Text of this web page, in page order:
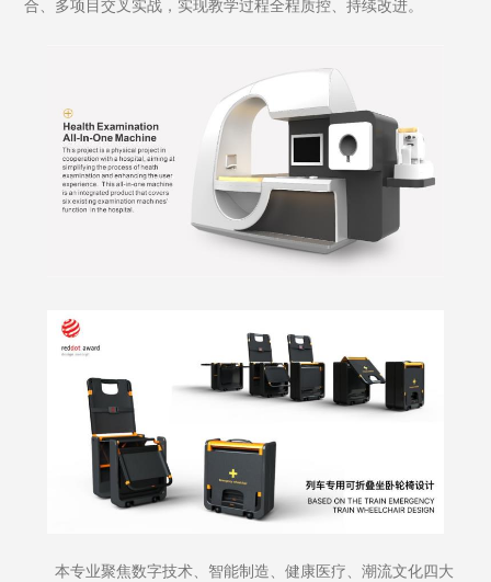
合、多项目交叉实战，实现教学过程全程质控、持续改进。
本专业聚焦数字技术、智能制造、健康医疗、潮流文化四大